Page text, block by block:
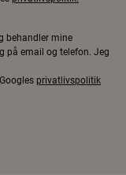
behandler mine
på email og telefon. Jeg
privatlivspolitik